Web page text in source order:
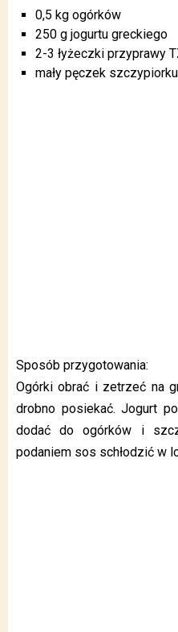
0,5 kg ogórków
250 g jogurtu greckiego
2-3 łyżeczki przyprawy
mały pęczek szczypiorku
Sposób przygotowania:
Ogórki obrać i zetrzeć na
drobno posiekać. Jogurt
dodać do ogórków i
podaniem sos schłodzić w